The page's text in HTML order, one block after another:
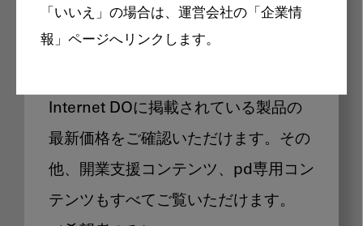
「いいえ」の場合は、運営会社の「企業情
報」ページへリンクします。
製品価格も閲覧可能
Internet DOに掲載されている製品の
最新価格をご確認いただけます。その
他、開業支援コンテンツ、pd専用コン
テンツもすべてご覧いただけます。